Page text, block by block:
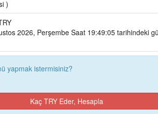
)
2026, Perşembe Saat 19:49:05 tarihindeki
yapmak istermisiniz?